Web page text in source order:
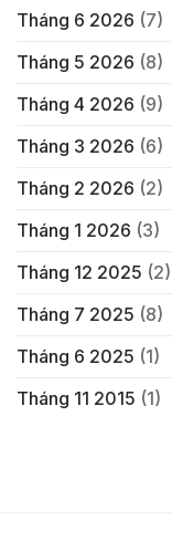
Tháng 6 2026 (7)
Tháng 5 2026 (8)
Tháng 4 2026 (9)
Tháng 3 2026 (6)
Tháng 2 2026 (2)
Tháng 1 2026 (3)
Tháng 12 2025 (2)
Tháng 7 2025 (8)
Tháng 6 2025 (1)
Tháng 11 2015 (1)